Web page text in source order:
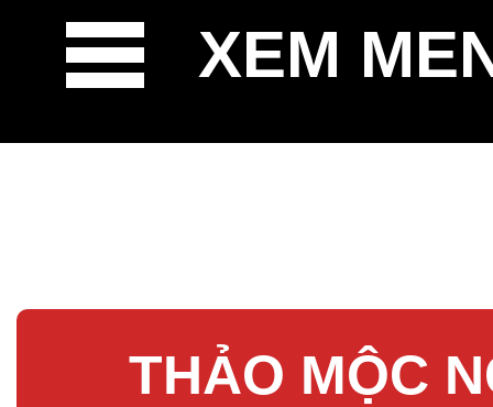
XEM
THẢO MỘC